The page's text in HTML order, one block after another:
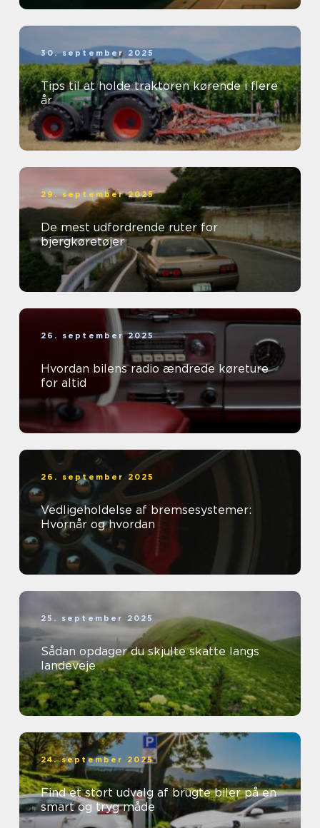
30. september 2025
Tips til at holde traktoren kørende i flere
år
29. september 2025
De mest udfordrende ruter for
bjergkøretøjer
26. september 2025
Hvordan bilens radio ændrede køreture
for altid
26. september 2025
Vedligeholdelse af bremsesystemer:
Hvornår og hvordan
25. september 2025
Sådan opdager du skjulte skatte langs
landeveje
24. september 2025
Find et stort udvalg af brugte biler på en
smart og tryg måde